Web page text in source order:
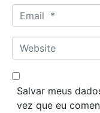
m
*
m
a
*
W
e
b
Salvar meus
vez que eu